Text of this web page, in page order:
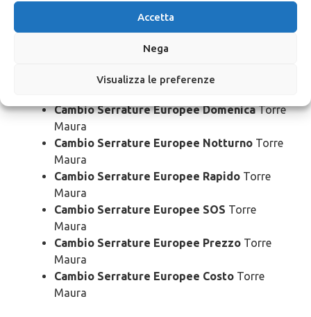
Accetta
Nega
Visualizza le preferenze
Cambio Serrature Europee Bloccato
Cambio Serrature Europee Economico
Cambio Serrature Europee DomenicaTorre
Maura
Cambio Serrature Europee Notturno Torre
Maura
Cambio Serrature Europee Rapido Torre
Maura
Cambio Serrature Europee SOS Torre
Maura
Cambio Serrature Europee Prezzo Torre
Maura
Cambio Serrature Europee Costo Torre
Maura